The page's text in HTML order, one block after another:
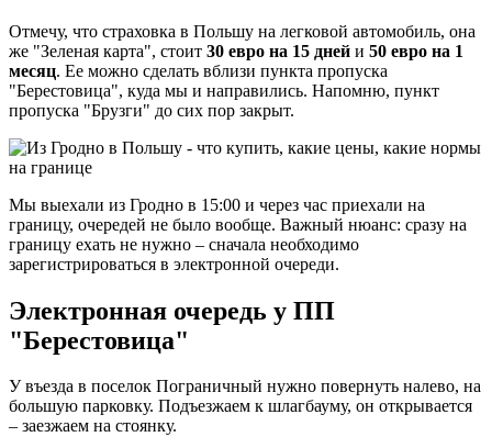
Отмечу, что страховка в Польшу на легковой автомобиль, она
же "Зеленая карта", стоит 30 евро на 15 дней и 50 евро на 1
месяц. Ее можно сделать вблизи пункта пропуска
"Берестовица", куда мы и направились. Напомню, пункт
пропуска "Брузги" до сих пор закрыт.
Мы выехали из Гродно в 15:00 и через час приехали на
границу, очередей не было вообще. Важный нюанс: сразу на
границу ехать не нужно – сначала необходимо
зарегистрироваться в электронной очереди.
Электронная очередь у ПП
"Берестовица"
У въезда в поселок Пограничный нужно повернуть налево, на
большую парковку. Подъезжаем к шлагбауму, он открывается
– заезжаем на стоянку.